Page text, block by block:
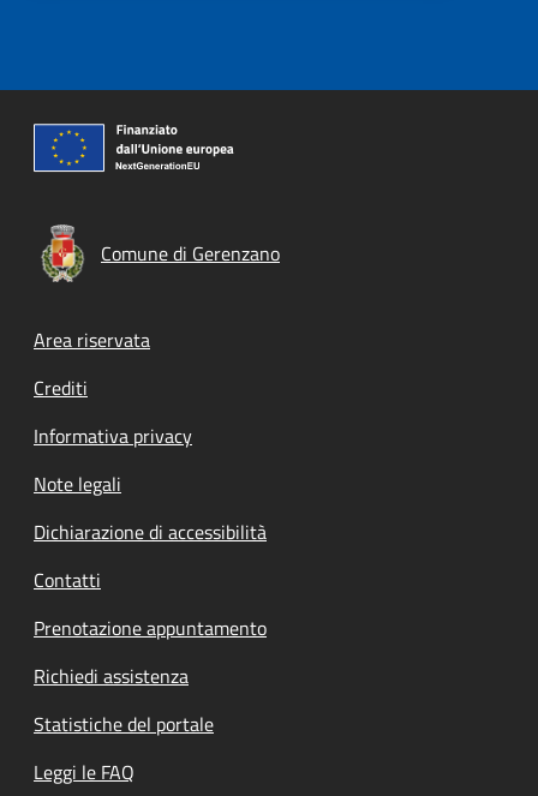
Comune di Gerenzano
Footer menu
Area riservata
Crediti
Informativa privacy
Note legali
Dichiarazione di accessibilità
Contatti
Prenotazione appuntamento
Richiedi assistenza
Statistiche del portale
Leggi le FAQ